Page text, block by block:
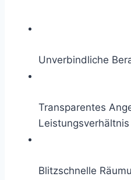
Unverbindliche
Transparentes
Leistungsverhältnis
Blitzschnelle